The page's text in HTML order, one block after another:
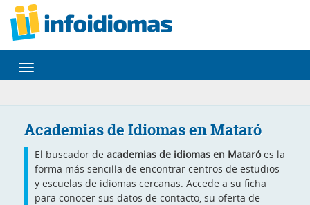
Desplegar
navegación
Academias de Idiomas en Mataró
El buscador de academias de idiomas en Mataróes la
forma más sencilla de encontrar centros de estudios
y escuelas de idiomas cercanas. Accede a su ficha
para conocer sus datos de contacto, su oferta de